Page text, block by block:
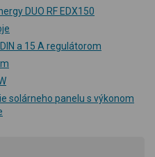
DUO RF EDX150
a 15 A regulátorom
solárneho panelu s výkonom